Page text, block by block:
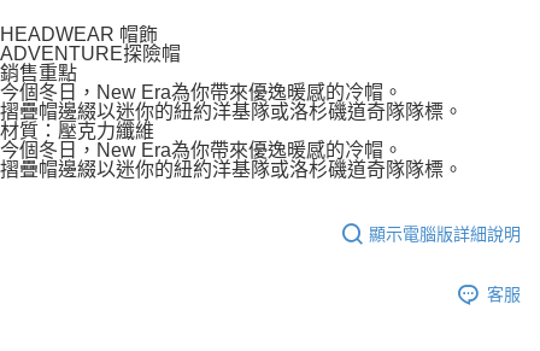
HEADWEAR 帽飾
ADVENTURE探險帽
銷售重點
今個冬日，New Era為你帶來優逸暖感的冷帽。
摺疊帽邊綴以迷你的紐約洋基隊或洛杉磯道奇隊隊標。
材質：壓克力纖維
今個冬日，New Era為你帶來優逸暖感的冷帽。
摺疊帽邊綴以迷你的紐約洋基隊或洛杉磯道奇隊隊標。
顯示電腦版詳細說明
客服